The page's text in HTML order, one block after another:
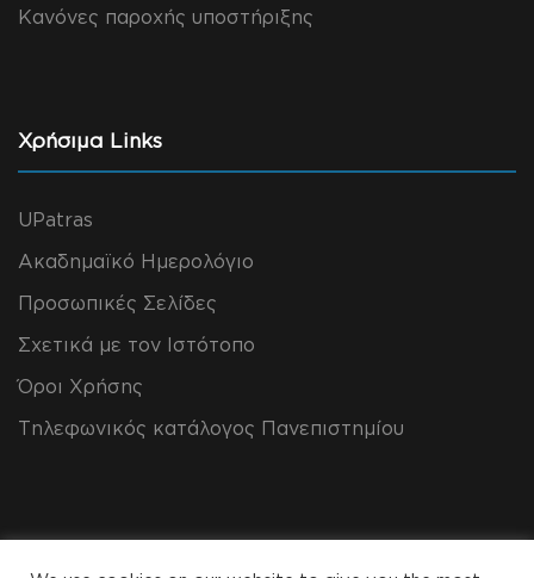
Κανόνες παροχής υποστήριξης
Χρήσιμα Links
UPatras
Ακαδημαϊκό Ημερολόγιο
Προσωπικές Σελίδες
Σχετικά με τον Ιστότοπο
Όροι Χρήσης
Τηλεφωνικός κατάλογος Πανεπιστημίου